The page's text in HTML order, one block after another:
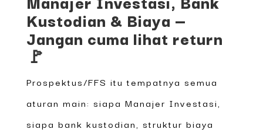
Kustodian & Biaya —
Jangan cuma lihat return
🚩
Prospektus/FFS itu tempatnya semua
aturan main: siapa Manajer Investasi,
siapa bank kustodian, struktur biaya